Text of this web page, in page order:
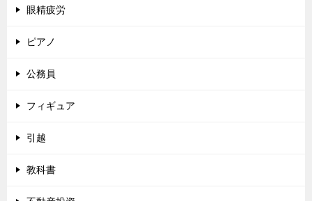
眼精疲労
ピアノ
公務員
フィギュア
引越
教科書